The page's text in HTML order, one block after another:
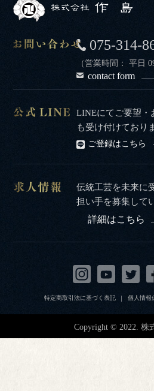
075-314-
（営業時間： 平日
contact form
LINEにてご要望・
も受け付けており
ご登録はこちら
伝統工芸を未来に
担い手を募集して
詳細はこちら
特定商取引法に基づく表記 個人情報
Copyright © 2022. 株